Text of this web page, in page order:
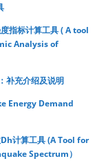
指标计算工具 ( A tool
Analysis of
补充介绍及说明
Energy Demand
计算工具 (A Tool for
Spectrum）